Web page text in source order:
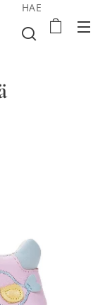
HAE